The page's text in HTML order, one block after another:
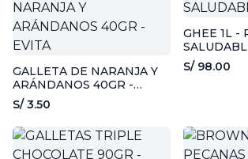
GALLETA DE NARANJA Y
ARÁNDANOS 40GR -
EVITA
S/ 3.50
GHEE 1L -
S/ 98.00